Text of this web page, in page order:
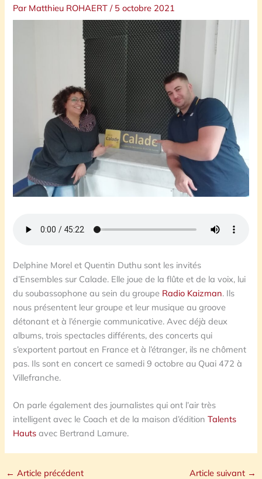
Par Matthieu ROHAERT/ 5 octobre 2021
Delphine Morel et Quentin Duthu sont les invités
d’Ensembles sur Calade. Elle joue de la flûte et de la voix, lui
du soubassophone au sein du groupe Radio Kaizman. Ils
nous présentent leur groupe et leur musique au groove
détonant et à l’énergie communicative. Avec déjà deux
albums, trois spectacles différents, des concerts qui
s’exportent partout en France et à l’étranger, ils ne chôment
pas. Ils sont en concert ce samedi 9 octobre au Quai 472 à
Villefranche.
On parle également des journalistes qui ont l’air très
intelligent avec le Coach et de la maison d’éditionTalents
Hauts avec Bertrand Lamure.
← Article précédent Article suivant →